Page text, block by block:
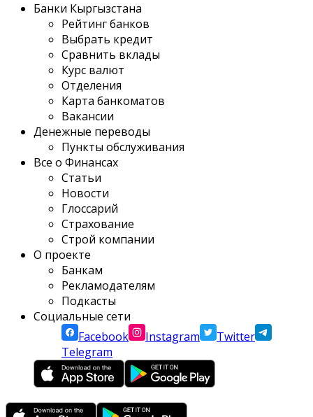
Банки Кыргызстана
Рейтинг банков
Выбрать кредит
Сравнить вклады
Курс валют
Отделения
Карта банкоматов
Вакансии
Денежные переводы
Пункты обслуживания
Все о Финансах
Статьи
Новости
Глоссарий
Страхование
Строй компании
О проекте
Банкам
Рекламодателям
Подкасты
Социальные сети
Facebook
Instagram
Twitter
Telegram